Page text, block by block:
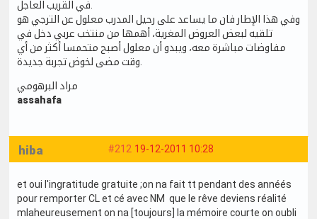
وفي هذا الإطار فان ما يساعد على رحيل المدرب معلول عن الترجي هو
تلقيه لبعض العروض المغرية، أهمها من منتخب عربي دخل في
مفاوضات مباشرة معه، ويبدو أن معلول أصبح متحمسا أكثر من أي
مراد البرهومي
assahafa
#212 19-12-2011 10:28
hiba
et oui l'ingratitude gratuite ;on na fait tt pendant des annéés
pour remporter CL et cé avec NM que le rêve deviens réalité
mlaheureusement on na [toujours] la mémoire courte on oubli